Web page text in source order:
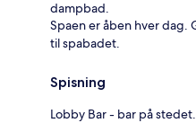
dampbad.
Spaen er åben hver dag.
til spabadet.
Spisning
Lobby Bar - bar på